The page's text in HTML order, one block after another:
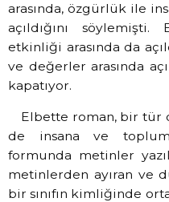
arasında, özgürlük ile
açıldığını
etkinliği arasında da
ve değerler arasında
kapatıyor.
Elbette roman, bir tür
de insana ve
formunda metinler
metinlerden ayıran ve
bir sınıfın kimliğinde